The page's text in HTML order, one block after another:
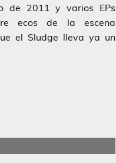
de 2011 y varios EPs
ecos de la escena
el Sludge lleva ya un